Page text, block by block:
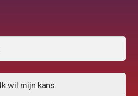
Ik wil mijn kans.